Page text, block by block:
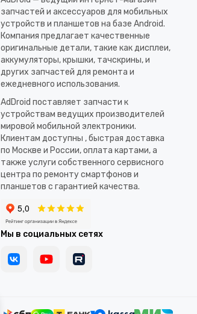
запчастей и аксессуаров для мобильных
устройств и планшетов на базе Android.
Компания предлагает качественные
оригинальные детали, такие как дисплеи,
аккумуляторы, крышки, тачскрины, и
других запчастей для ремонта и
ежедневного использования.​
AdDroid поставляет запчасти к
устройствам ведущих производителей
мировой мобильной электроники.
Клиентам доступны , быстрая доставка
по Москве и России, оплата картами, а
также услуги собственного сервисного
центра по ремонту смартфонов и
планшетов с гарантией качества.
Мы в социальных сетях